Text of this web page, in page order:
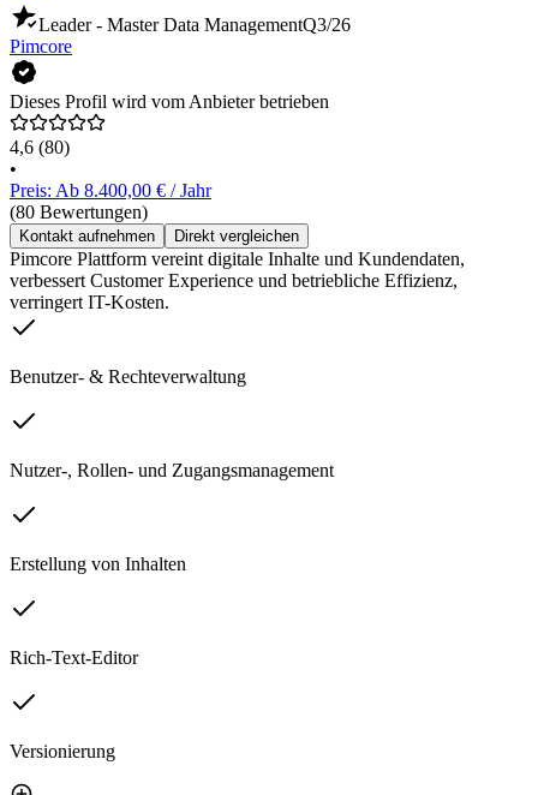
Leader - Master Data ManagementQ3/26
Pimcore
Dieses Profil wird vom Anbieter betrieben
4,6 (80)
•
Preis: Ab 8.400,00 € / Jahr
(80 Bewertungen)
Kontakt aufnehmen Direkt vergleichen
Pimcore Plattform vereint digitale Inhalte und Kundendaten,
verbessert Customer Experience und betriebliche Effizienz,
verringert IT-Kosten.
Benutzer- & Rechteverwaltung
Nutzer-, Rollen- und Zugangsmanagement
Erstellung von Inhalten
Rich-Text-Editor
Versionierung